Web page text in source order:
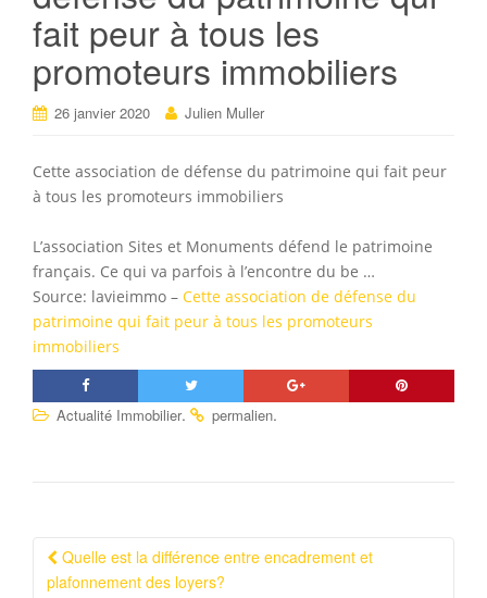
fait peur à tous les
promoteurs immobiliers
26 janvier 2020 Julien Muller
Cette association de défense du patrimoine qui fait peur
à tous les promoteurs immobiliers
L’association Sites et Monuments défend le patrimoine
français. Ce qui va parfois à l’encontre du be …
Source: lavieimmo – Cette association de défense du
patrimoine qui fait peur à tous les promoteurs
immobiliers
Actualité Immobilier. permalien.
Navigation Article
Quelle est la différence entre encadrement et
plafonnement des loyers?